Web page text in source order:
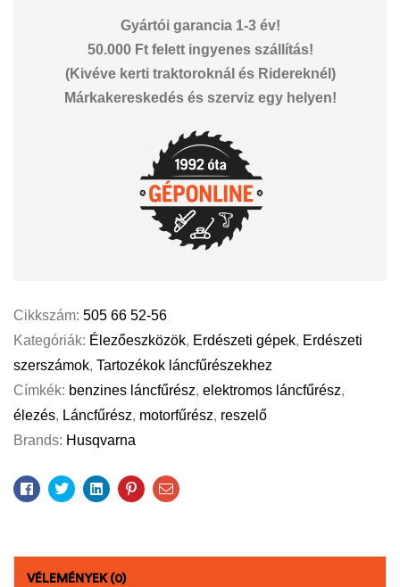
Gyártói garancia 1-3 év!
50.000 Ft felett ingyenes szállítás!
(Kivéve kerti traktoroknál és Ridereknél)
Márkakereskedés és szerviz egy helyen!
Cikkszám: 505 66 52-56
Kategóriák: Élezőeszközök, Erdészeti gépek, Erdészeti
szerszámok, Tartozékok láncfűrészekhez
Címkék: benzines láncfűrész, elektromos láncfűrész,
élezés, Láncfűrész, motorfűrész, reszelő
Brands: Husqvarna
Facebook
TwitterLinkedinPinterestEmail
VÉLEMÉNYEK (0)